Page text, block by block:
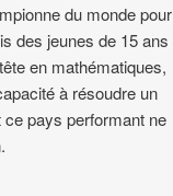
du monde pour
des jeunes de 15 ans
en mathématiques,
à résoudre un
ce pays performant ne